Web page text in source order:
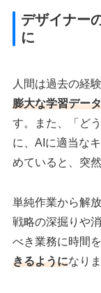
デザイナー
に
人間は過去の経
膨大な学習デー
す。また、「ど
に、AIに適当な
めていると、突
単純作業から解
戦略の深掘りや
べき業務に時間
きるようになりま